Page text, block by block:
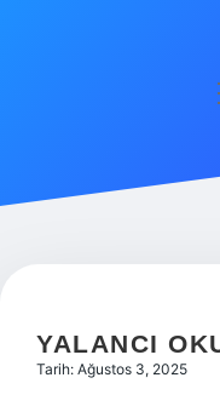
Hakkımızda
YALANCI
Tarih: Ağustos 3, 2025